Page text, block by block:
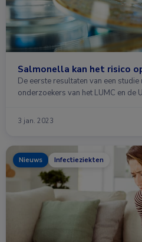
Salmonella kan het risico
De eerste resultaten van een
onderzoekers van het LUMC en de
3 jan. 2023
Nieuws Infectieziekten